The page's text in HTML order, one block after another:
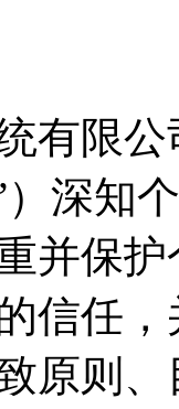
有限
）深知
并保
信任
原则